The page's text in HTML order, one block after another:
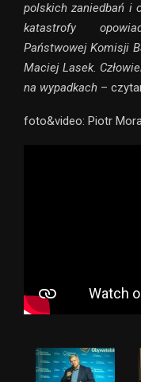
polskich zaniedbań i
katastrofy
Państwowej Komisji
Maciej Lasek.
na wypadkach –
foto&video: Piotr